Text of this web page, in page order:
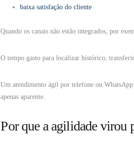
baixa satisfação do cliente.
Quando os canais não estão integrados, por
O tempo gasto para localizar histórico,
Um atendimento ágil por telefone ou
apenas aparente.
Por que a agilidade virou